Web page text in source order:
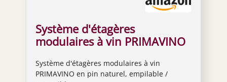
Système d'étagères
modulaires à vin PRIMAVINO
empilable/extensible
Système d'étagères modulaires à vin
PRIMAVINO en pin naturel, empilable /